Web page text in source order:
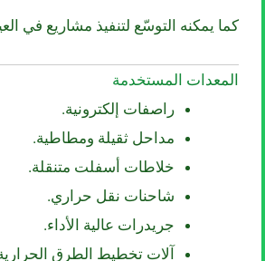
كما يمكنه التوسّع لتنفيذ مشاريع في
المعدات المستخدمة
راصفات إلكترونية.
مداحل ثقيلة ومطاطية.
خلاطات أسفلت متنقلة.
شاحنات نقل حراري.
جريدرات عالية الأداء.
آلات تخطيط الطرق